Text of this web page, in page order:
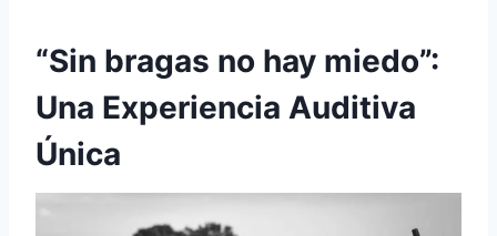
“Sin bragas no hay miedo”:
Una Experiencia Auditiva
Única